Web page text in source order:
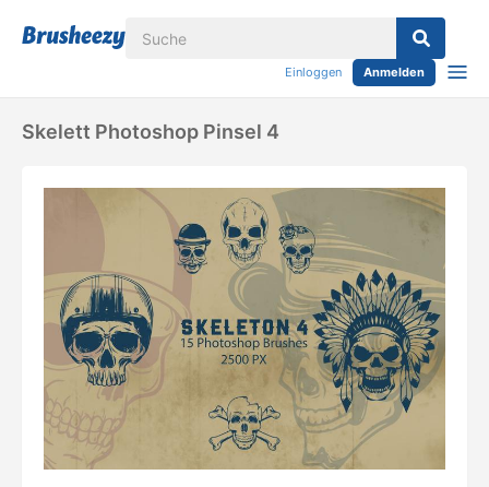
Einloggen Anmelden
Skelett Photoshop Pinsel 4